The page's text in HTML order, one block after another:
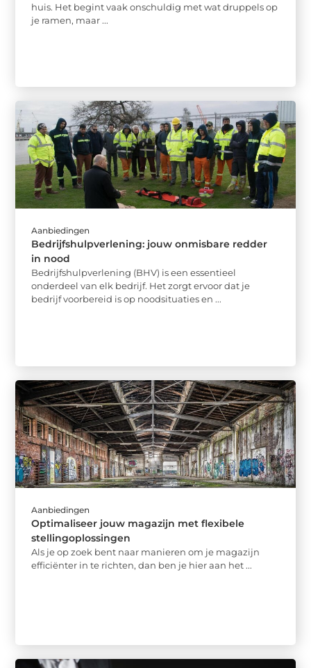
huis. Het begint vaak onschuldig met wat druppels op
je ramen, maar ...
Aanbiedingen
Bedrijfshulpverlening: jouw onmisbare redder
in nood
Bedrijfshulpverlening (BHV) is een essentieel
onderdeel van elk bedrijf. Het zorgt ervoor dat je
bedrijf voorbereid is op noodsituaties en ...
Aanbiedingen
Optimaliseer jouw magazijn met flexibele
stellingoplossingen
Als je op zoek bent naar manieren om je magazijn
efficiënter in te richten, dan ben je hier aan het ...